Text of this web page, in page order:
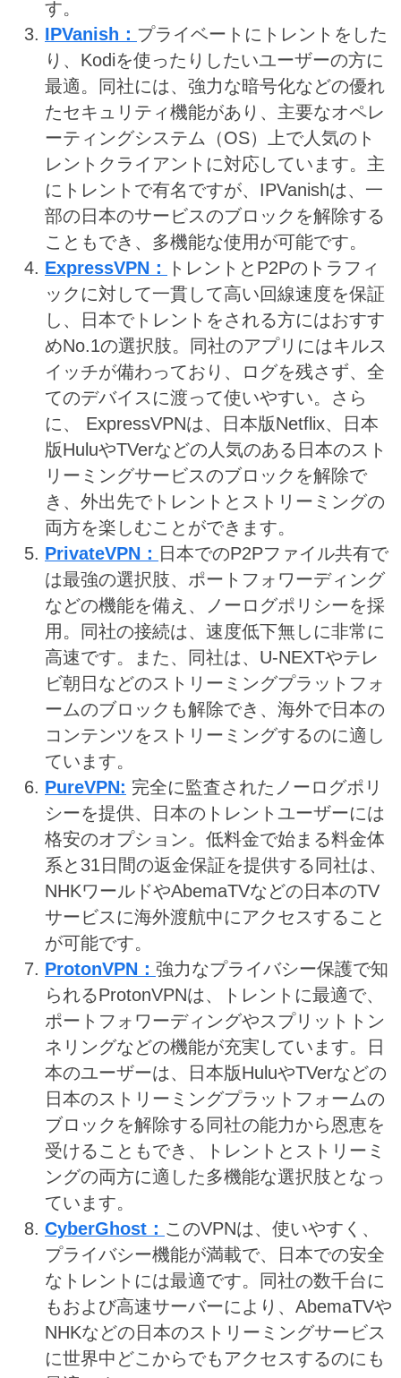
す。
IPVanish： プライベートにトレントをした
り、Kodiを使ったりしたいユーザーの方に
最適。同社には、強力な暗号化などの優れ
たセキュリティ機能があり、主要なオペレ
ーティングシステム（OS）上で人気のト
レントクライアントに対応しています。主
にトレントで有名ですが、IPVanishは、一
部の日本のサービスのブロックを解除する
こともでき、多機能な使用が可能です。
ExpressVPN：
トレントとP2Pのトラフィ
ックに対して一貫して高い回線速度を保証
し、日本でトレントをされる方にはおすす
めNo.1の選択肢。同社のアプリにはキルス
イッチが備わっており、ログを残さず、全
てのデバイスに渡って使いやすい。さら
に、 ExpressVPNは、日本版Netflix、日本
版HuluやTVerなどの人気のある日本のスト
リーミングサービスのブロックを解除で
き、外出先でトレントとストリーミングの
両方を楽しむことができます。
PrivateVPN： 日本でのP2Pファイル共有で
は最強の選択肢、ポートフォワーディング
などの機能を備え、ノーログポリシーを採
用。同社の接続は、速度低下無しに非常に
高速です。また、同社は、U-NEXTやテレ
ビ朝日などのストリーミングプラットフォ
ームのブロックも解除でき、海外で日本の
コンテンツをストリーミングするのに適し
ています。
PureVPN: 完全に監査されたノーログポリ
シーを提供、日本のトレントユーザーには
格安のオプション。低料金で始まる料金体
系と31日間の返金保証を提供する同社は、
NHKワールドやAbemaTVなどの日本のTV
サービスに海外渡航中にアクセスすること
が可能です。
ProtonVPN： 強力なプライバシー保護で知
られるProtonVPNは、トレントに最適で、
ポートフォワーディングやスプリットトン
ネリングなどの機能が充実しています。日
本のユーザーは、日本版HuluやTVerなどの
日本のストリーミングプラットフォームの
ブロックを解除する同社の能力から恩恵を
受けることもでき、トレントとストリーミ
ングの両方に適した多機能な選択肢となっ
ています。
CyberGhost： このVPNは、使いやすく、
プライバシー機能が満載で、日本での安全
なトレントには最適です。同社の数千台に
もおよび高速サーバーにより、AbemaTVや
NHKなどの日本のストリーミングサービス
に世界中どこからでもアクセスするのにも